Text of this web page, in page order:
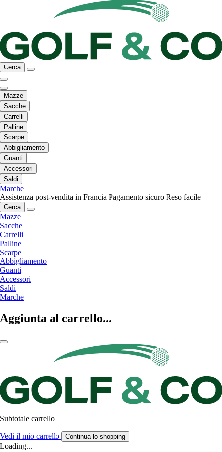
Cerca
Mazze
Sacche
Carrelli
Palline
Scarpe
Abbigliamento
Guanti
Accessori
Saldi
Marche
Assistenza post-vendita in Francia Pagamento sicuro Reso facile
Cerca
Mazze
Sacche
Carrelli
Palline
Scarpe
Abbigliamento
Guanti
Accessori
Saldi
Marche
Aggiunta al carrello...
Subtotale carrello
Vedi il mio carrello Continua lo shopping
Loading...